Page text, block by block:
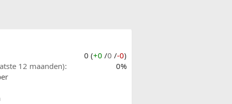
0 (+0 /0 /-0)
12 maanden)
0%